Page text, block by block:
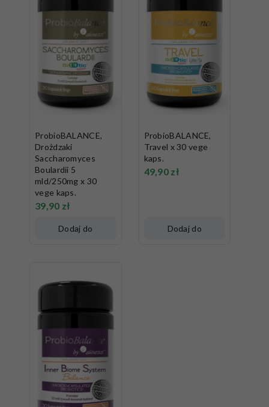
ProbioBALANCE,
Drożdzaki
Saccharomyces
Boulardii 5
mld/250mg x 30
vege kaps.
39,90 zł
Dodaj do
ProbioBALANCE,
Travel x 30 vege
kaps.
49,90 zł
Dodaj do